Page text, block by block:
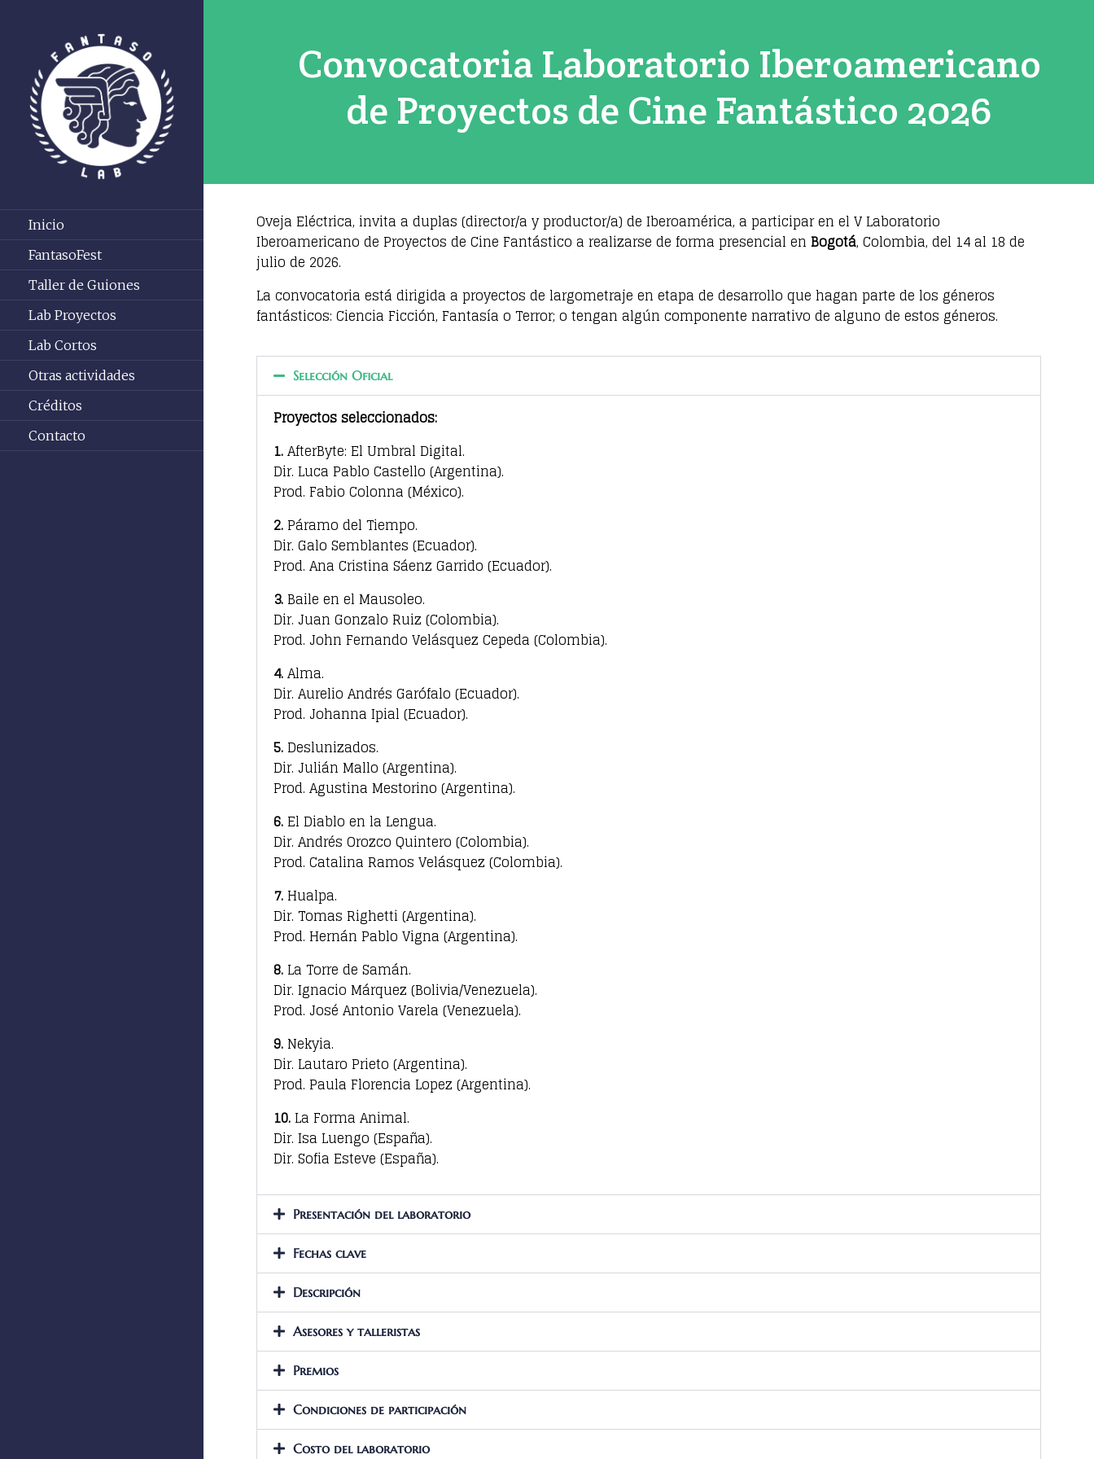
Inicio
FantasoFest
Taller de Guiones
Lab Proyectos
Lab Cortos
Otras actividades
Créditos
Contacto
Convocatoria Laboratorio Iberoamericano
de Proyectos de Cine Fantástico 2026
Oveja Eléctrica, invita a duplas (director/a y productor/a) de Iberoamérica, a participar en el V Laboratorio
Iberoamericano de Proyectos de Cine Fantástico a realizarse de forma presencial en Bogotá, Colombia, del 14 al 18 de
julio de 2026.
La convocatoria está dirigida a proyectos de largometraje en etapa de desarrollo que hagan parte de los géneros
fantásticos: Ciencia Ficción, Fantasía o Terror; o tengan algún componente narrativo de alguno de estos géneros.
Selección Oficial
Proyectos seleccionados:
1.AfterByte: El Umbral Digital.
Dir. Luca Pablo Castello (Argentina).
Prod. Fabio Colonna (México).
2.Páramo del Tiempo.
Dir. Galo Semblantes (Ecuador).
Prod. Ana Cristina Sáenz Garrido (Ecuador).
3.Baile en el Mausoleo.
Dir. Juan Gonzalo Ruiz (Colombia).
Prod. John Fernando Velásquez Cepeda (Colombia).
4.Alma.
Dir. Aurelio Andrés Garófalo (Ecuador).
Prod. Johanna Ipial (Ecuador).
5.Deslunizados.
Dir. Julián Mallo (Argentina).
Prod. Agustina Mestorino (Argentina).
6.El Diablo en la Lengua.
Dir. Andrés Orozco Quintero (Colombia).
Prod. Catalina Ramos Velásquez (Colombia).
7.Hualpa.
Dir. Tomas Righetti (Argentina).
Prod. Hernán Pablo Vigna (Argentina).
8.La Torre de Samán.
Dir. Ignacio Márquez (Bolivia/Venezuela).
Prod. José Antonio Varela (Venezuela).
9.Nekyia.
Dir. Lautaro Prieto (Argentina).
Prod. Paula Florencia Lopez (Argentina).
10.La Forma Animal.
Dir. Isa Luengo (España).
Dir. Sofia Esteve (España).
Presentación del laboratorio
Fechas clave
Descripción
Asesores y talleristas
Premios
Condiciones de participación
Costo del laboratorio